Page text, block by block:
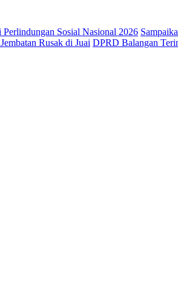
Sosial Nasional 2026
Rusak di Juai DPRD Balangan